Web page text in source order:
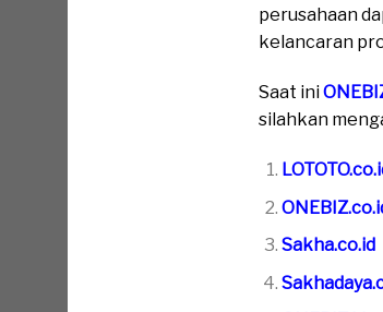
perusahaan
kelancaran
Saat ini
silahkan
Sakha.co.id